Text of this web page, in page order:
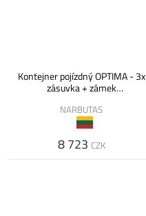
Kontejner pojízdný OPTIMA - 3x
zásuvka + zámek
NARBUTAS
8 723 CZK